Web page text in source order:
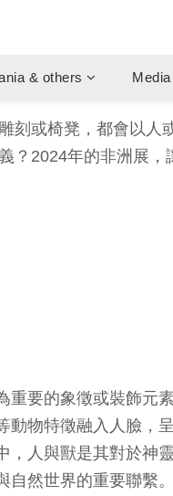
& others Media
刻或椅凳，都會以人
？2024年的非洲展，
重要的象徵或裝飾元
動物特徵融入人臉，
，人與獸是其對於神
然世界的重要聯繫。